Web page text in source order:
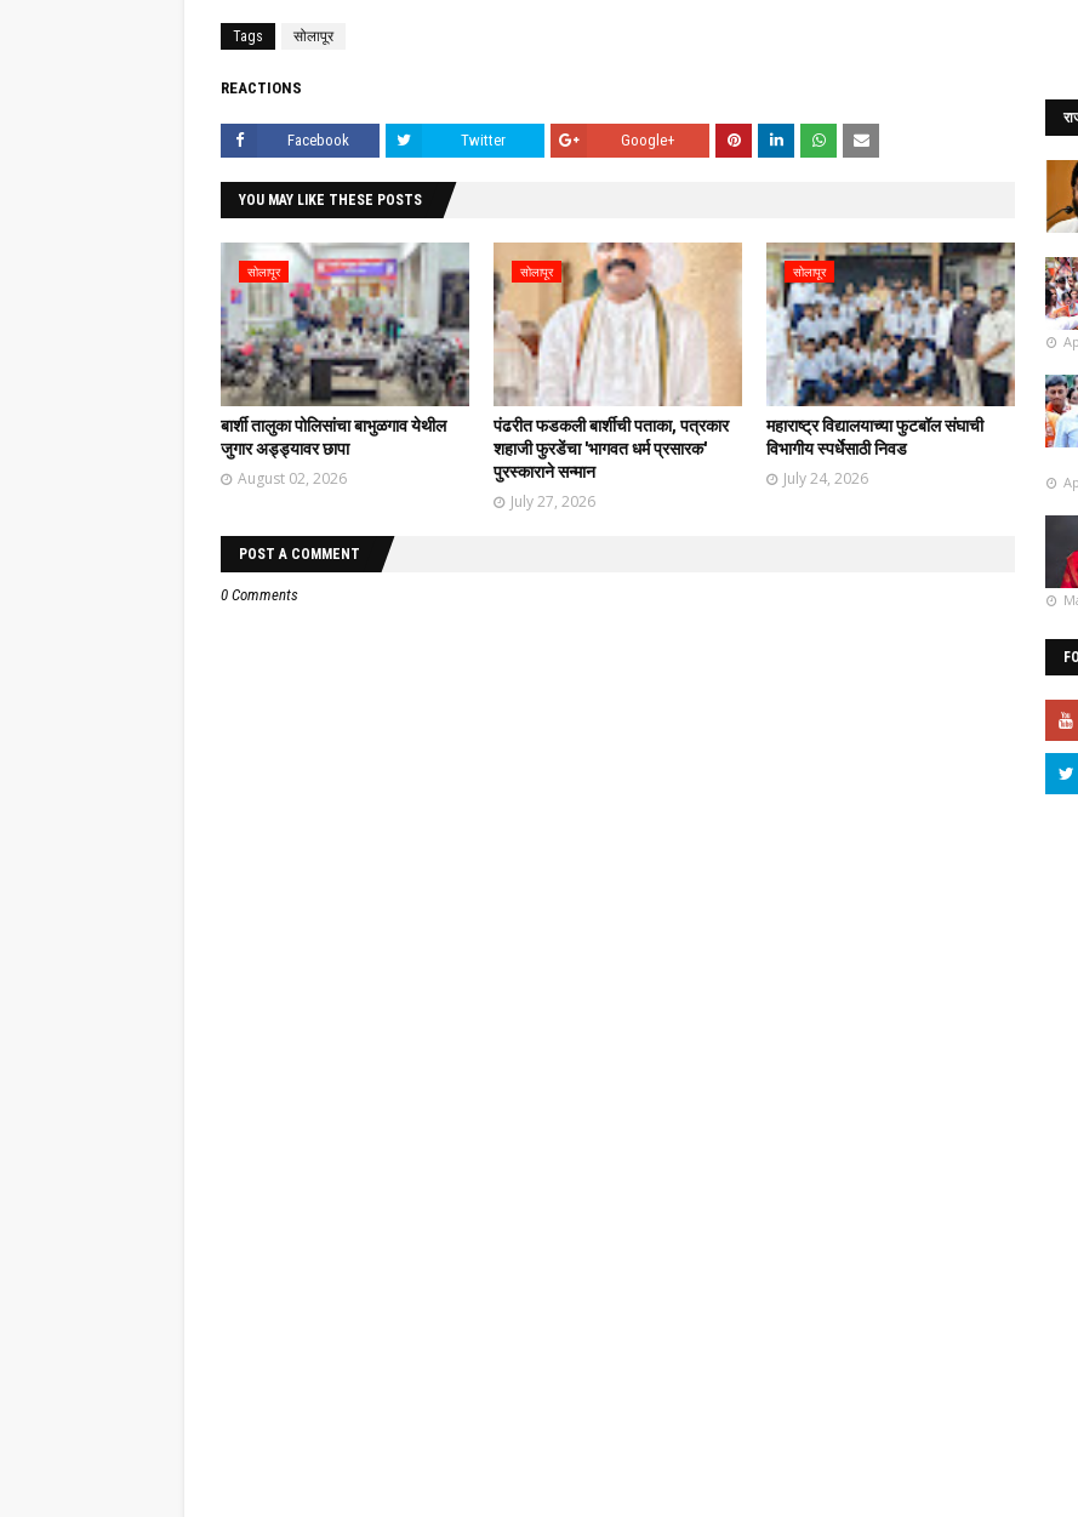
Tags सोलापूर
REACTIONS
Facebook Twitter Google+
YOU MAY LIKE THESE POSTS
सोलापूर
बार्शी तालुका पोलिसांचा बाभुळगाव येथील
जुगार अड्ड्यावर छापा
August 02, 2026
सोलापूर
पंढरीत फडकली बार्शीची पताका, पत्रकार
शहाजी फुरडेंचा 'भागवत धर्म प्रसारक'
पुरस्काराने सन्मान
July 27, 2026
सोलापूर
महाराष्ट्र विद्यालयाच्या फुटबॉल संघाची
विभागीय स्पर्धेसाठी निवड
July 24, 2026
POST A COMMENT
0 Comments